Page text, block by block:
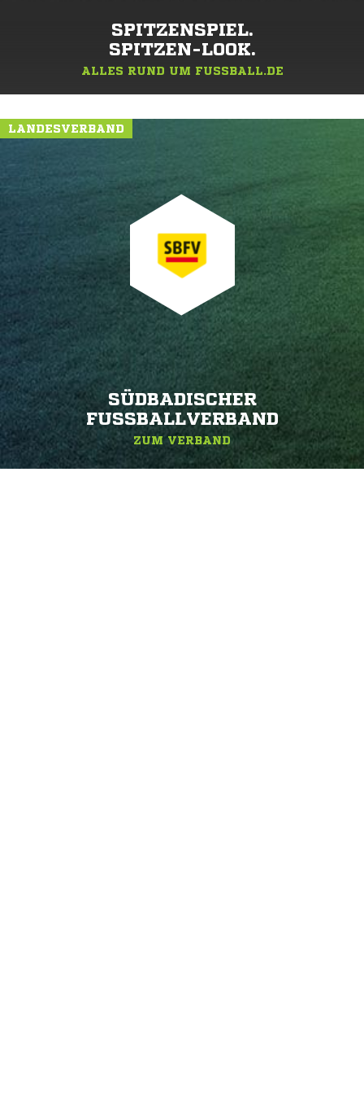
SPITZENSPIEL.
SPITZEN-LOOK.
ALLES RUND UM FUSSBALL.DE
LANDESVERBAND
SÜDBADISCHER
FUSSBALLVERBAND
ZUM VERBAND